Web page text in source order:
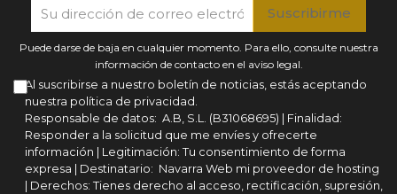
Puede darse de baja en cualquier momento. Para ello, consulte nuestra
información de contacto en el aviso legal.
Al suscribirse a nuestro boletín de noticias, estás aceptando
nuestra política de privacidad.
Responsable de datos: A.B, S.L. (B31068695) | Finalidad:
Responder a la solicitud que me envíes y ofrecerte
información | Legitimación: Tu consentimiento de forma
expresa | Destinatario: Navarra Web mi proveedor de hosting
| Derechos: Tienes derecho al acceso, rectificación, supresión,